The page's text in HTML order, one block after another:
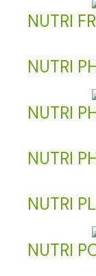
NUTRI
NUTRI
NUTRI
NUTRI
NUTRI
NUTRI